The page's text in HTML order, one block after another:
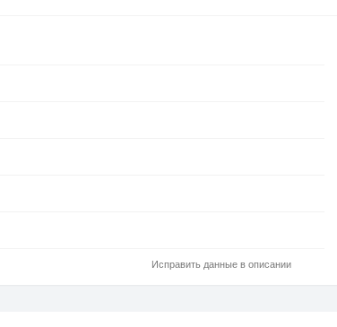
Исправить данные в описании